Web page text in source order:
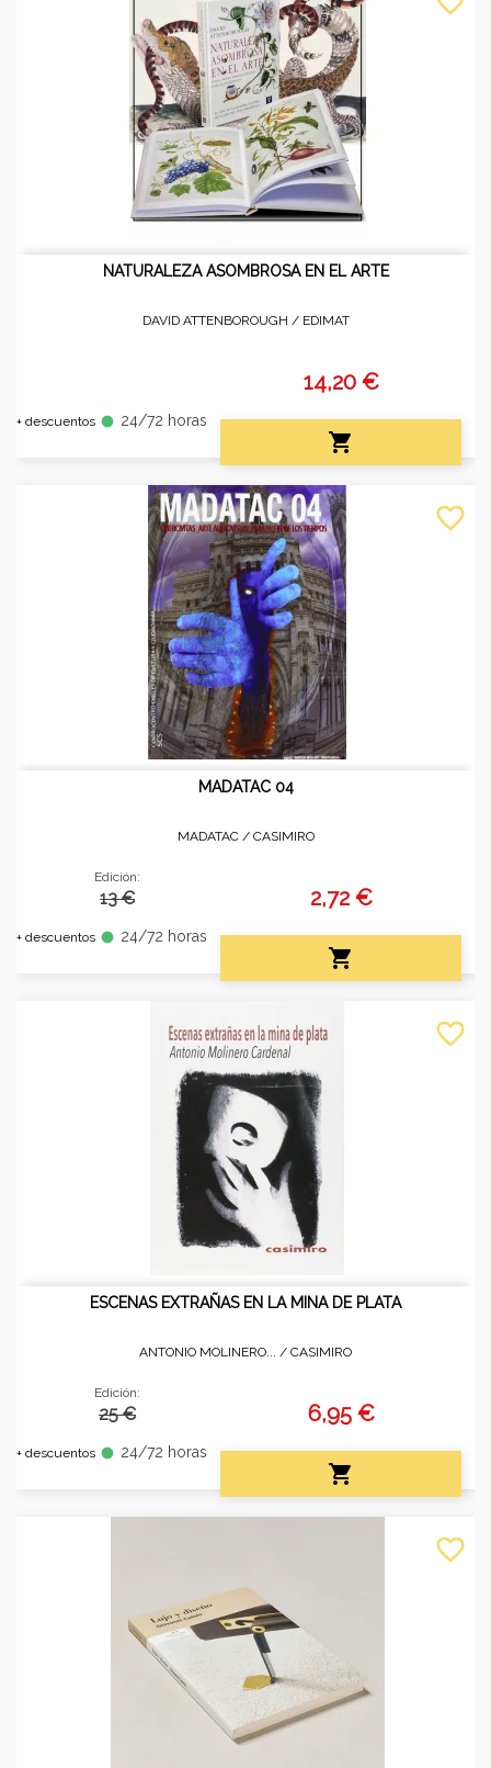
NATURALEZA ASOMBROSA EN EL ARTE
DAVID ATTENBOROUGH / EDIMAT
+ descuentos fiber_manual_record 24/72 horas
14,20 €

MADATAC 04
MADATAC / CASIMIRO
Edición:
13 €
+ descuentos fiber_manual_record 24/72 horas
2,72 €

favorite_border
ESCENAS EXTRAÑAS EN LA MINA DE PLATA
ANTONIO MOLINERO... / CASIMIRO
Edición:
25 €
+ descuentos fiber_manual_record 24/72 horas
6,95 €

favorite_border
favorite_border